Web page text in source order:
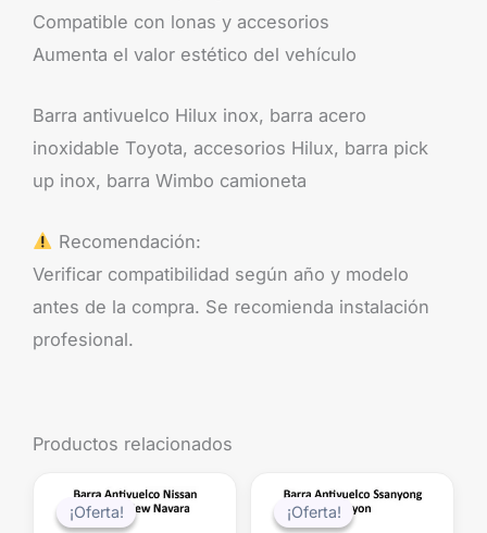
Compatible con lonas y accesorios
Aumenta el valor estético del vehículo
Barra antivuelco Hilux inox, barra acero
inoxidable Toyota, accesorios Hilux, barra pick
up inox, barra Wimbo camioneta
Recomendación:
Verificar compatibilidad según año y modelo
antes de la compra. Se recomienda instalación
profesional.
Productos relacionados
¡Oferta!
¡Oferta!
precio
¡Oferta!
¡Oferta!
precio